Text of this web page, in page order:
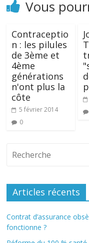
Vous
Contraceptio
n : les pilules
de 3ème et
4ème
générations
n'ont plus la
côte
5 février 2014
0
Articles récents
Contrat d’assurance
fonctionne ?